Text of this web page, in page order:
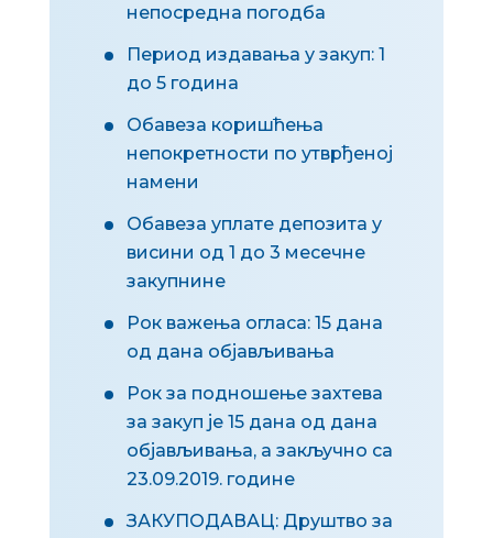
непосредна погодба
Период издавања у закуп: 1
до 5 година
Обавеза коришћења
непокретности по утврђеној
намени
Обавеза уплате депозита у
висини од 1 до 3 месечне
закупнине
Рок важења огласа: 15 дана
од дана објављивања
Рок за подношење захтева
за закуп је 15 дана од дана
објављивања, а закључно са
23.09.2019.године
ЗАКУПОДАВАЦ: Друштво за